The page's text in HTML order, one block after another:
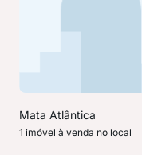
Mata Atlântica
1 imóvel à venda no local